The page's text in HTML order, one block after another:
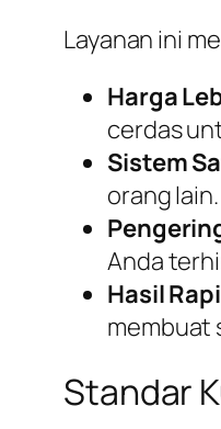
Layanan ini
Harga
cerdas
Sistem
orang
Anda
Hasil
membuat
Standar